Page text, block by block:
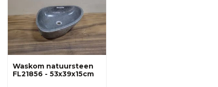
Waskom natuursteen
FL21856 - 53x39x15cm